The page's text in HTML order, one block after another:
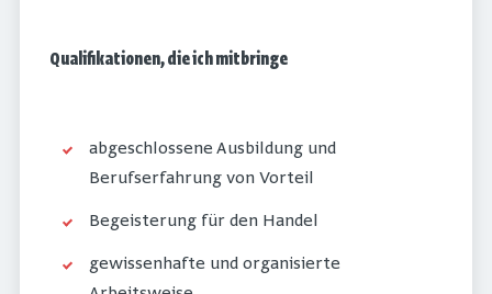
Qualifikationen, die ich mitbringe
abgeschlossene Ausbildung und
Berufserfahrung von Vorteil
Begeisterung für den Handel
gewissenhafte und organisierte